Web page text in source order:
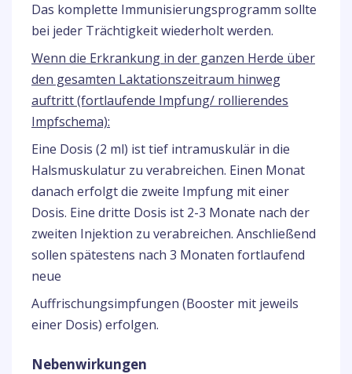
Das komplette Immunisierungsprogramm sollte
bei jeder Trächtigkeit wiederholt werden.
Wenn die Erkrankung in der ganzen Herde über
den gesamten Laktationszeitraum hinweg
auftritt (fortlaufende Impfung/ rollierendes
Impfschema):
Eine Dosis (2 ml) ist tief intramuskulär in die
Halsmuskulatur zu verabreichen. Einen Monat
danach erfolgt die zweite Impfung mit einer
Dosis. Eine dritte Dosis ist 2-3 Monate nach der
zweiten Injektion zu verabreichen. Anschließend
sollen spätestens nach 3 Monaten fortlaufend
neue
Auffrischungsimpfungen (Booster mit jeweils
einer Dosis) erfolgen.
Nebenwirkungen